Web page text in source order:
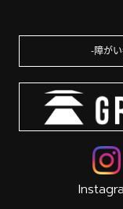
障が